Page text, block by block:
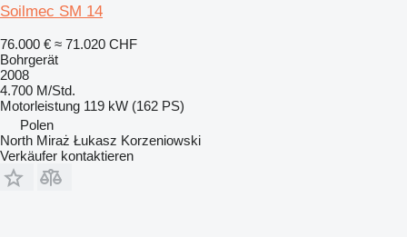
Soilmec SM 14
76.000 € ≈ 71.020 CHF
Bohrgerät
2008
4.700 M/Std.
Motorleistung 119 kW (162 PS)
Polen
North Miraż Łukasz Korzeniowski
Verkäufer kontaktieren